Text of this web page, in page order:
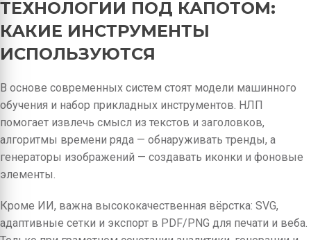
ТЕХНОЛОГИИ ПОД КАПОТОМ:
КАКИЕ ИНСТРУМЕНТЫ
ИСПОЛЬЗУЮТСЯ
В основе современных систем стоят модели машинного
обучения и набор прикладных инструментов. НЛП
помогает извлечь смысл из текстов и заголовков,
алгоритмы времени ряда — обнаруживать тренды, а
генераторы изображений — создавать иконки и фоновые
элементы.
Кроме ИИ, важна высококачественная вёрстка: SVG,
адаптивные сетки и экспорт в PDF/PNG для печати и веба.